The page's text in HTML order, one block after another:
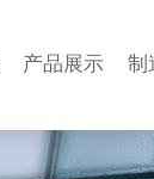
产品展示 制